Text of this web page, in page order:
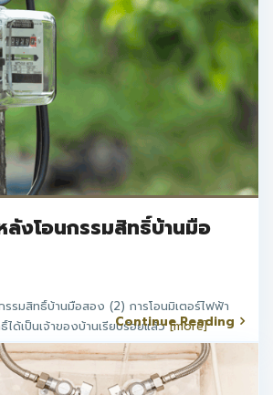
งโอนกรรมสิทธิ์บ้านมือ
รมสิทธิ์บ้านมือสอง (2) การโอนมิเตอร์ไฟฟ้า
ได้เป็นเจ้าของบ้านเรียบร้อยแล้ว[more]
Continue Reading